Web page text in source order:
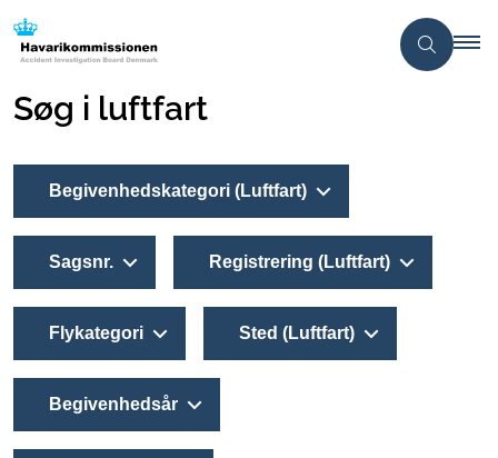
Søg i luftfart
Begivenhedskategori (Luftfart)
Sagsnr. Registrering (Luftfart)
Flykategori Sted (Luftfart)
Begivenhedsår